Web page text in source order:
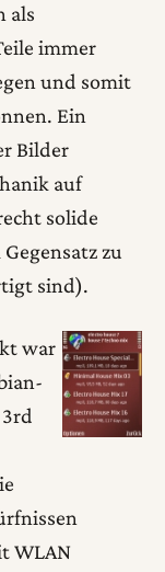
als
immer
und somit
Ein
Bilder
auf
solide
zu
sind).
war
WLAN